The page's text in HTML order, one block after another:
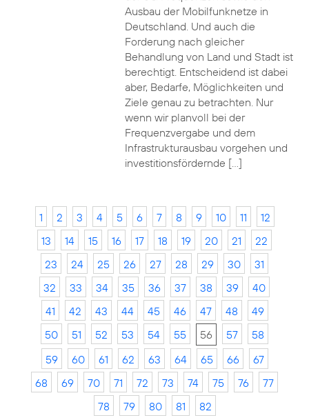
Ausbau der Mobilfunknetze in
Deutschland. Und auch die
Forderung nach gleicher
Behandlung von Land und Stadt ist
berechtigt. Entscheidend ist dabei
aber, Bedarfe, Möglichkeiten und
Ziele genau zu betrachten. Nur
wenn wir planvoll bei der
Frequenzvergabe und dem
Infrastrukturausbau vorgehen und
investitionsfördernde […]
1 2 3 4 5 6 7 8 9 10 11
12
13
14 15 16 17 18 19 20 21
22
23
24 25 26 27 28 29 30
31
32
33 34 35 36 37 38 39
40
41
42 43 44 45 46 47 48
49
50
51 52 53 54 55 56 57
58
59
60 61 62 63 64 65 66
67
68
69 70 71 72 73 74 75 76
77
78
79 80 81 82